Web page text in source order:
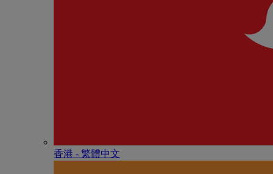
香港 - 繁體中文